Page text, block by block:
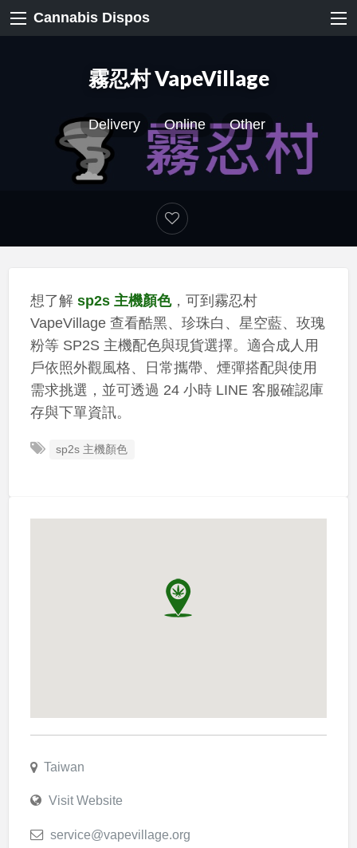
Cannabis Dispos
霧忍村 VapeVillage
Delivery Online Other
想了解 sp2s 主機顏色，可到霧忍村
VapeVillage 查看酷黑、珍珠白、星空藍、玫瑰
粉等 SP2S 主機配色與現貨選擇。適合成人用
戶依照外觀風格、日常攜帶、煙彈搭配與使用
需求挑選，並可透過 24 小時 LINE 客服確認庫
存與下單資訊。
sp2s 主機顏色
Taiwan
Visit Website
service@vapevillage.org